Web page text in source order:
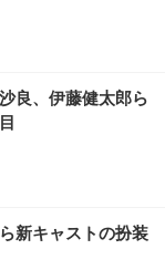
良、伊藤健太郎ら
新キャストの扮装